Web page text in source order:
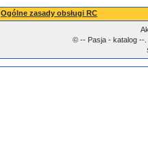
Ogólne zasady obsługi RC
© -- Pasja - katalog --